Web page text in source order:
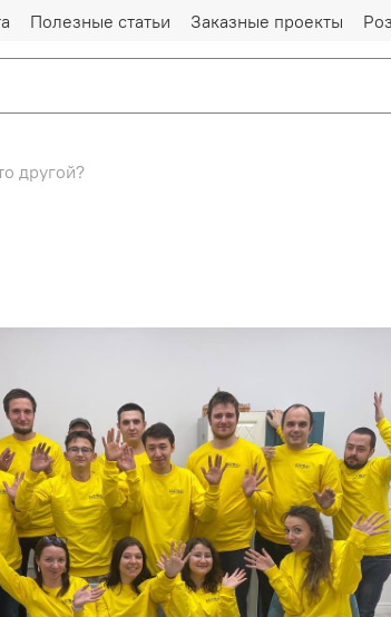
Полезные статьи Заказные проекты
другой?